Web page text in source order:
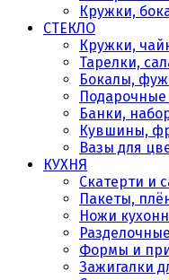
Кружки,
СТЕКЛО
Кружки,
Тарелки,
Бокалы,
Банки,
Кувшины,
Вазы для
КУХНЯ
Скатерти и
Пакеты,
Ножи
Формы и
Зажигалки